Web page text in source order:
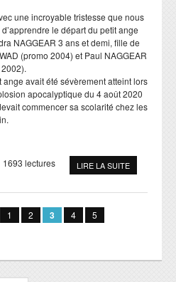
une incroyable tristesse que nous
le départ du petit ange
NAGGEAR 3 ans et demi, fille de
(promo 2004) et Paul NAGGEAR
ange avait été sévèrement atteint lors
apocalyptique du 4 août 2020
commencer sa scolarité chez les
LIRE LA SUITE
1693 lectures
1 2 3 4
5